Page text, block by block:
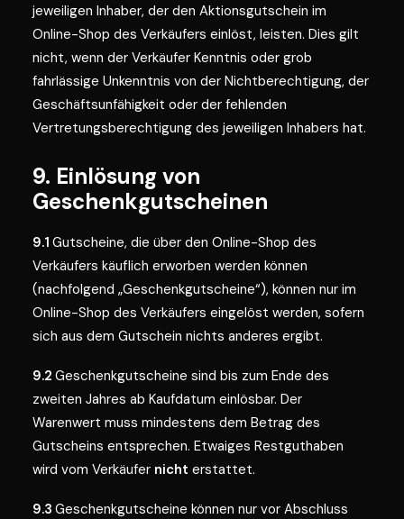
jeweiligen Inhaber, der den Aktionsgutschein im
Online-Shop des Verkäufers einlöst, leisten. Dies gilt
nicht, wenn der Verkäufer Kenntnis oder grob
fahrlässige Unkenntnis von der Nichtberechtigung, der
Geschäftsunfähigkeit oder der fehlenden
Vertretungsberechtigung des jeweiligen Inhabers hat.
9. Einlösung von
Geschenkgutscheinen
9.1 Gutscheine, die über den Online-Shop des
Verkäufers käuflich erworben werden können
(nachfolgend „Geschenkgutscheine“), können nur im
Online-Shop des Verkäufers eingelöst werden, sofern
sich aus dem Gutschein nichts anderes ergibt.
9.2 Geschenkgutscheine sind bis zum Ende des
zweiten Jahres ab Kaufdatum einlösbar. Der
Warenwert muss mindestens dem Betrag des
Gutscheins entsprechen. Etwaiges Restguthaben
wird vom Verkäufer nicht erstattet.
9.3 Geschenkgutscheine können nur vor Abschluss